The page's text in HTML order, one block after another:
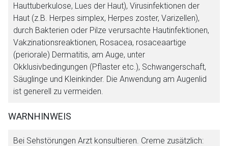
Hauttuberkulose, Lues der Haut), Virusinfektionen der
Haut (z.B. Herpes simplex, Herpes zoster, Varizellen),
durch Bakterien oder Pilze verursachte Hautinfektionen,
Vakzinationsreaktionen, Rosacea, rosaceaartige
(periorale) Dermatitis, am Auge, unter
Okklusivbedingungen (Pflaster etc.), Schwangerschaft,
Säuglinge und Kleinkinder. Die Anwendung am Augenlid
ist generell zu vermeiden.
WARNHINWEIS
Bei Sehstörungen Arzt konsultieren. Creme zusätzlich: